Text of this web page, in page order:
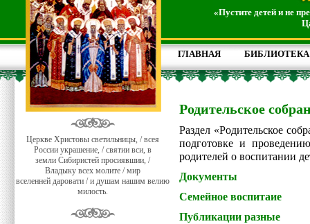
«Пустите детей и не
ГЛАВНАЯ БИБЛИОТЕКА
Церкве Христовы светильницы, / всея
России украшение, / святии вси, в
земли Сибиристей просиявшии, /
Владыку всех молите / мир
вселенней даровати / и душам нашим велию
милость.
Родительское
Раздел «Родительское
подготовке и
родителей о воспитании
Документы
Семейное воспитаие
Публикации разные